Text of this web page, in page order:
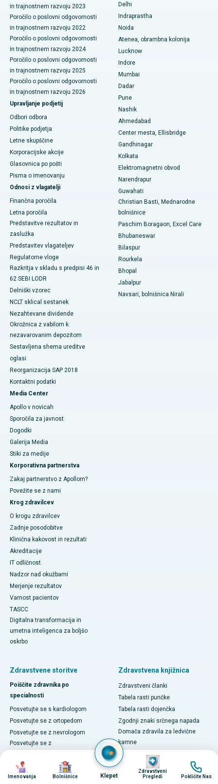
Najboljša bolnišnica v Panchavatiju, Nashik
Najboljša bolnišnica v Secunderabadu, Hyderabad
Najboljša bolnišnica v mestu Seshadripuram, Bangalore
Najboljša bolnišnica na glavni cesti Waltair v Visakhapatnamu
Najboljša bolnišnica na cesti Subhash Nagar, Karimnagar
Najboljša bolnišnica v Managariju, Karaikudi
Najboljša bolnišnica v Arepallyju, Warangal
Najboljša bolnišnica v koloniji Arera v Bhopalu
Najboljša bolnišnica v mestu Jayanagar, Bangalore
Najboljša bolnišnica v KK Nagarju v Maduraiu
Najboljša bolnišnica v Ramji Nagarju, Nellore
Najboljša bolnišnica v sektorju-19, Rourkela
Najboljša bolnišnica v Swargateu v Puneju
Najboljša onkološka bolnišnica za ženske v južnem Delhiju
ERCP
in trajnostnem razvoju 2023
Poročilo o poslovni odgovornosti
in trajnostnem razvoju 2022
Poročilo o poslovni odgovornosti
in trajnostnem razvoju 2024
Poročilo o poslovni odgovornosti
in trajnostnem razvoju 2025
Poročilo o poslovni odgovornosti
in trajnostnem razvoju 2026
Upravljanje podjetij
Odbori odbora
Politike podjetja
Letne skupščine
Korporacijske akcije
Glasovnica po pošti
Pisma o imenovanju
Odnosi z vlagatelji
Finančna poročila
Letna poročila
Predstavitve rezultatov in
zaslužka
Predstavitev vlagateljev
Regulatorne vloge
Razkritja v skladu s predpisi 46 in
62 SEBI LODR
Delniški vzorec
NCLT sklical sestanek
Nezahtevane dividende
Okrožnica z vabilom k
nezavarovanim depozitom
Sestavljena shema ureditve
oglasi
Reorganizacija SAP 2018
Kontaktni podatki
Media Center
Apollo v novicah
Sporočila za javnost
Dogodki
Galerija Media
​​​​​Stiki za medije
Korporativna partnerstva
Zakaj partnerstvo z Apollom?
Povežite se z nami
Krog zdravilcev
O krogu zdravilcev
Zadnje posodobitve
Klinična kakovost in rezultati
Akreditacije
IT odličnost
Nadzor nad okužbami
Merjenje rezultatov
Varnost pacientov
TASCC
Digitalna transformacija in
umetna inteligenca za boljšo
oskrbo
Delhi
Indraprastha
Noida
Atenea, obrambna kolonija
Lucknow
Indore
Mumbai
Dadar
Pune
Nashik
Ahmedabad
Center mesta, Ellisbridge
Gandhinagar
Kolkata
Elektromagnetni obvod
Narendrapur
Guwahati
Christian Basti, Mednarodne
bolnišnice
Paschim Boragaon, Excel Care
Bhubaneswar
Bilaspur
Rourkela
Bhopal
Jabalpur
Navsari, bolnišnica Nirali
Zdravstvene storitve
Poiščite zdravnika po
specialnosti
Posvetujte se s kardiologom
Posvetujte se z ortopedom
Posvetujte se z nevrologom
Posvetujte se z
Posvetujte se z onkologom
Posvetujte se z nefrologom
Zdravstvena knjižnica
Zdravstveni članki
Tabela rasti punčke
Tabela rasti dojenčka
Zgodnji znaki srčnega napada
Domača zdravila za ledvične
kamne
Dieta za ledvične kamne
Zdravljenje tuberkuloze doma
PCOD proti PCOS
Image
Imenovanja
Image
Bolnišnice Klepet
Image
Zdravstveni
Pregledi
Image
Pokličite Nas